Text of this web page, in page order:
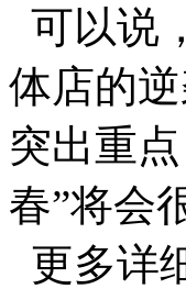
可以说
体店的
突出重
春”将会
更多详